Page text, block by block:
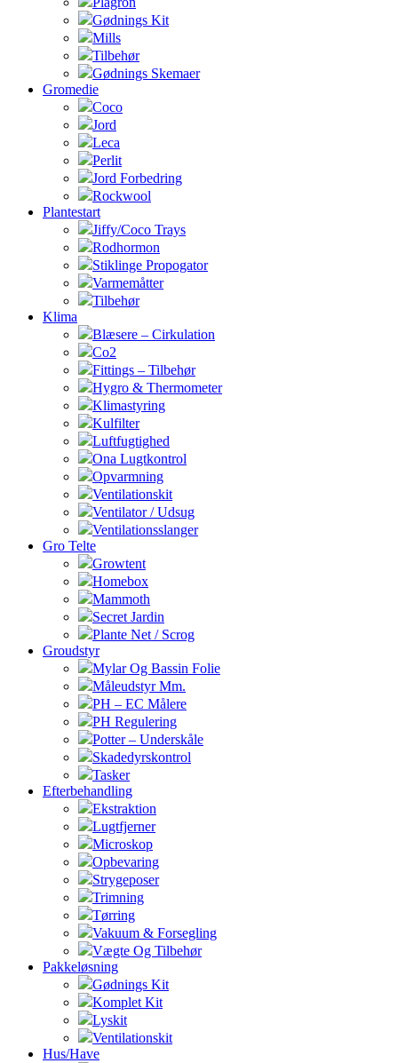
Gødnings Kit
Mills
Tilbehør
Gødnings Skemaer
Gromedie
Coco
Jord
Leca
Perlit
Jord Forbedring
Rockwool
Plantestart
Jiffy/Coco Trays
Rodhormon
Stiklinge Propogator
Varmemåtter
Tilbehør
Klima
Blæsere – Cirkulation
Co2
Fittings – Tilbehør
Hygro & Thermometer
Klimastyring
Kulfilter
Luftfugtighed
Ona Lugtkontrol
Opvarmning
Ventilationskit
Ventilator / Udsug
Ventilationsslanger
Gro Telte
Growtent
Homebox
Mammoth
Secret Jardin
Plante Net / Scrog
Groudstyr
Mylar Og Bassin Folie
Måleudstyr Mm.
PH – EC Målere
PH Regulering
Potter – Underskåle
Skadedyrskontrol
Tasker
Efterbehandling
Ekstraktion
Lugtfjerner
Microskop
Opbevaring
Strygeposer
Trimning
Tørring
Vakuum & Forsegling
Vægte Og Tilbehør
Pakkeløsning
Gødnings Kit
Komplet Kit
Lyskit
Ventilationskit
Hus/Have